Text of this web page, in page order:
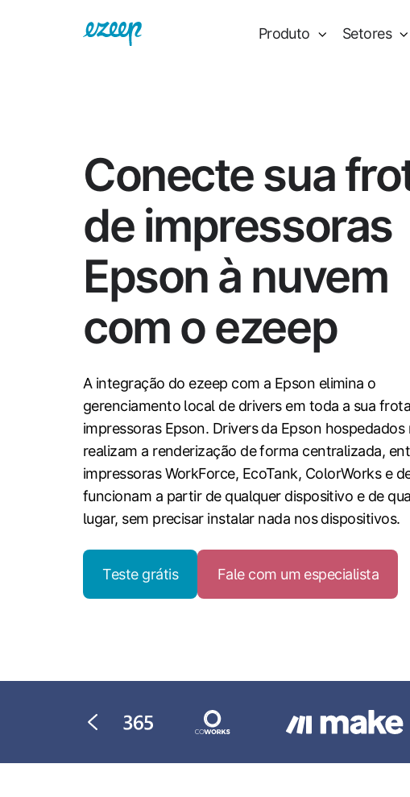
Produto Setores
Conecte sua
de impressoras
Epson à nuvem
com o ezeep
A integração do ezeep com a Epson elimina o
gerenciamento local de drivers em toda a sua
impressoras Epson. Drivers da Epson hospedados
realizam a renderização de forma centralizada,
impressoras WorkForce, EcoTank, ColorWorks e
funcionam a partir de qualquer dispositivo e de
lugar, sem precisar instalar nada nos dispositivos.
Teste grátis Fale com um especialista